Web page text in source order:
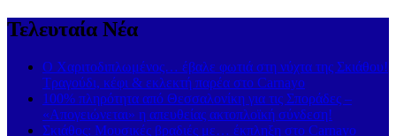
Τελευταία Νέα
Ο Χαριτοδιπλωμένος… έβαλε φωτιά στη νύχτα της Σκιάθου!
Τραγούδι, κέφι & εκλεκτή παρέα στο Carnayo
100% πληρότητα από Θεσσαλονίκη για τις Σποράδες –
«Απογειώνεται» η απευθείας ακτοπλοϊκή σύνδεση!
Σκιάθος: Μουσικές βραδιές με… έκπληξη στο Carnayo